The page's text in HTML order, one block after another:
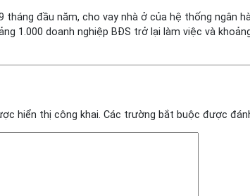
tháng đầu năm, cho vay nhà ở của hệ thống ngân
1.000 doanh nghiệp BĐS trở lại làm việc và
hiển thị công khai. Các trường bắt buộc được